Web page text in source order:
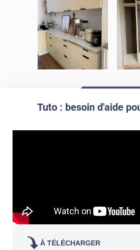
Tuto : besoin d'aide
À TÉLÉCHARGER